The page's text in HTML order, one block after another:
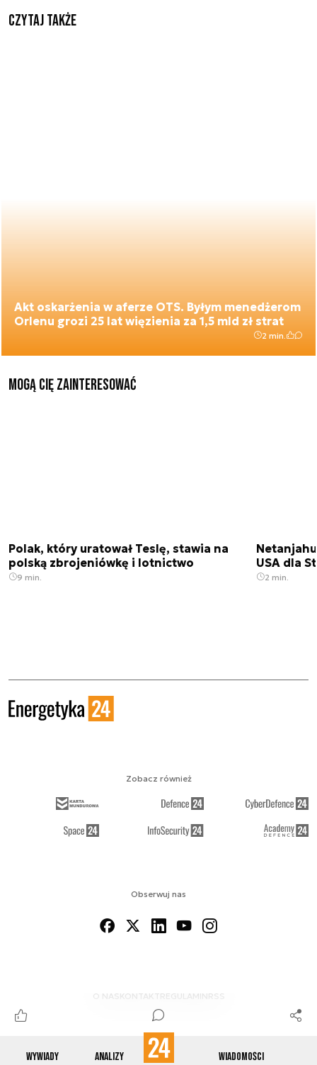
Wywiady Analizy Wiadomości
Czytaj także
Akt oskarżenia w aferze OTS. Byłym menedżerom
Orlenu grozi 25 lat więzienia za 1,5 mld zł strat
2 min.
Mogą Cię zainteresować
Polak, który uratował Teslę, stawia na
polską zbrojeniówkę i lotnictwo
9 min.
USA dla
2 min.
Obserwuj nas
O NAS KONTAKTREGULAMINRSS
Zobacz również
© 2012-2026 ENERGETYKA24